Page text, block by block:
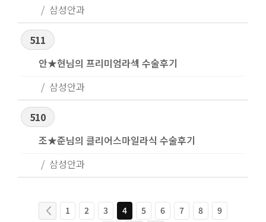
삼성안과
511
안★현님의 프리미엄라섹 수술후기
삼성안과
510
조★준님의 클리어스마일라식 수술후기
삼성안과
1 2 3 4 5 6 7 8
9